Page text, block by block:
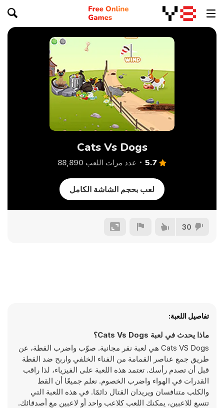
Cats Vs Dogs
5.7 عدد مرات اللعب 88,890
لعب بحجم الشاشة الكامل
30
تفاصيل اللعبة:
ماذا يحدث في لعبة Cats Vs Dogs؟
Cats VS Dogs هي لعبة نقر مجانية. صوّب واضرب القطة، عن
طريق جمع عناصر القمامة من الفناء الخلفي واربح ضد القطة
قبل أن تصدم رأسك. تعتمد هذه اللعبة على الفيزياء، لذا راقب
القدرات في الهواء واضرب الخصوم. نعلم جميعًا أن القط
والكلب متنافسان ويريدان القتال دائمًا. في هذه اللعبة التي
تتسع للاعبين، يمكنك اللعب كلاعب واحد أو لاعبين مع أصدقائك.